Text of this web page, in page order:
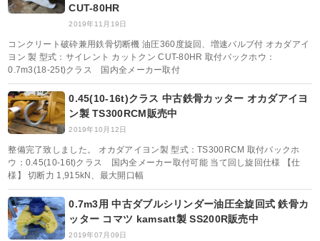
CUT-80HR
2019年11月19日
コンクリート破砕兼用鉄骨切断機 油圧360度旋回、増速バルブ付 オカダアイ
ヨン 製 型式：サイレント カットクン CUT-80HR 取付バックホウ：
0.7m3(18-25t)クラス 国内全メーカー取付
0.45(10-16t)クラス 中古鉄骨カッター オカダアイヨ
ン製 TS300RCM販売中
2019年10月12日
整備完了致しました。 オカダアイヨン製 型式：TS300RCM 取付バックホ
ウ：0.45(10-16t)クラス 国内全メーカー取付可能 当て回し旋回仕様 【仕
様】 切断力 1,915kN、最大開口幅
0.7m3用 中古ダブルシリンダー油圧全旋回式 鉄骨カ
ッター コマツ kamsatt製 SS200R販売中
2019年07月09日